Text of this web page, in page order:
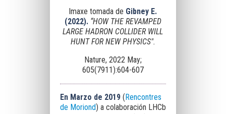
Imaxe tomada de Gibney E.
(2022).“HOW THE REVAMPED
LARGE HADRON COLLIDER WILL
HUNT FOR NEW PHYSICS".
Nature, 2022 May;
605(7911):604-607
En Marzo de 2019( Rencontres
de Moriond) a colaboración LHCb